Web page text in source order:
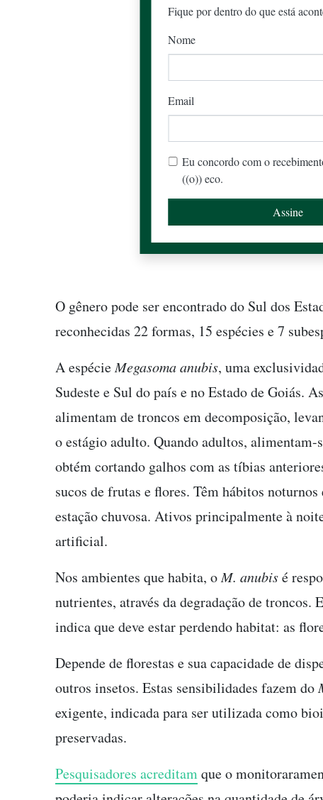
Fique por dentro do que está
Nome
Email
Eu concordo com o
((o)) eco.
O gênero pode ser encontrado do Sul dos
reconhecidas 22 formas, 15 espécies e 7
A espécieMegasoma anubis, uma
Sudeste e Sul do país e no Estado de Goiás.
alimentam de troncos em decomposição,
o estágio adulto. Quando adultos, alimentam-
obtém cortando galhos com as tíbias
sucos de frutas e flores. Têm hábitos
estação chuvosa. Ativos principalmente à
artificial.
Nos ambientes que habita, oM. anubisé
nutrientes, através da degradação de troncos.
indica que deve estar perdendo habitat: as
Depende de florestas e sua capacidade de
outros insetos. Estas sensibilidades fazem do
exigente, indicada para ser utilizada como
preservadas.
Pesquisadores acreditamque o